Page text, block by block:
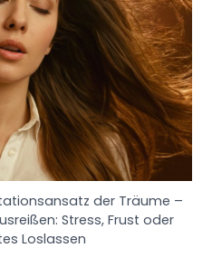
der Träume –
Stress, Frust oder
Loslassen